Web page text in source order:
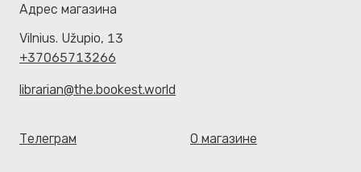
Адрес магазина
Vilnius. Užupio, 13
+37065713266
librarian@the.bookest.world
Телеграм О магазине